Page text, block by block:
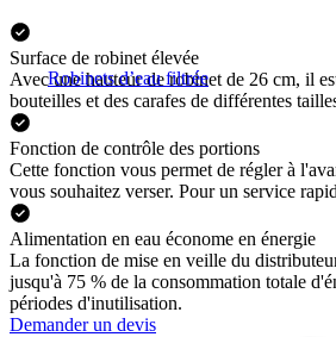
Robinets d’eau filtrée
Surface de robinet élevée
Avec une hauteur de robinet de 26 cm, il
bouteilles et des carafes de différentes
Fonction de contrôle des portions
Cette fonction vous permet de régler à
vous souhaitez verser. Pour un service
Alimentation en eau économe en énergie
La fonction de mise en veille du
jusqu'à 75 % de la consommation totale
périodes d'inutilisation.
Demander un devis